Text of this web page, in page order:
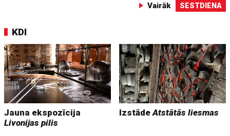
Vairāk SESTDIENA
KDI
Jauna ekspozīcija
Livonijas pilis
IzstādeAtstātās liesmas